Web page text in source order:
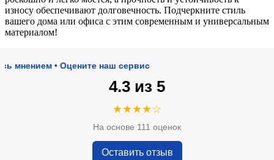
износу обеспечивают долговечность. Подчеркните стиль
вашего дома или офиса с этим современным и универсальным
материалом!
• Оцените наш сервис
4.3 из 5
★★★★☆
На основе 111 оценок
Оставить отзыв